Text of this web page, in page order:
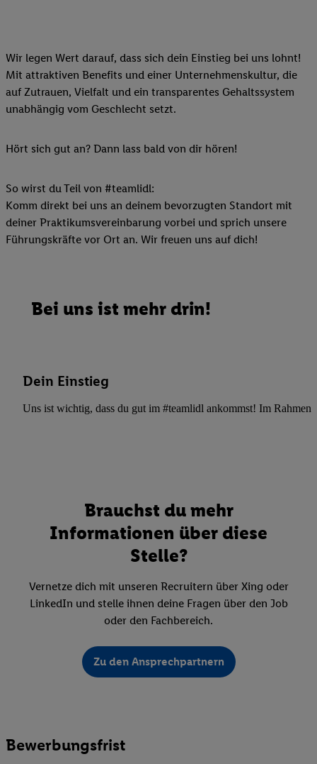
Wir legen Wert darauf, dass sich dein Einstieg bei uns lohnt!
Mit attraktiven Benefits und einer Unternehmenskultur, die
auf Zutrauen, Vielfalt und ein transparentes Gehaltssystem
unabhängig vom Geschlecht setzt.
Hört sich gut an? Dann lass bald von dir hören!
So wirst du Teil von #teamlidl:
Komm direkt bei uns an deinem bevorzugten Standort mit
deiner Praktikumsvereinbarung vorbei und sprich unsere
Führungskräfte vor Ort an. Wir freuen uns auf dich!
Bei uns ist mehr drin!
Dein Einstieg
Uns ist wichtig, dass du gut im #teamlidl ankommst! Im Rahmen
Brauchst du mehr
Informationen über diese
Stelle?
Vernetze dich mit unseren Recruitern über Xing oder
LinkedIn und stelle ihnen deine Fragen über den Job
oder den Fachbereich.
Zu den Ansprechpartnern
Bewerbungsfrist